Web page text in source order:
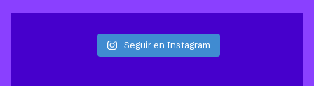
Seguir en Instagram